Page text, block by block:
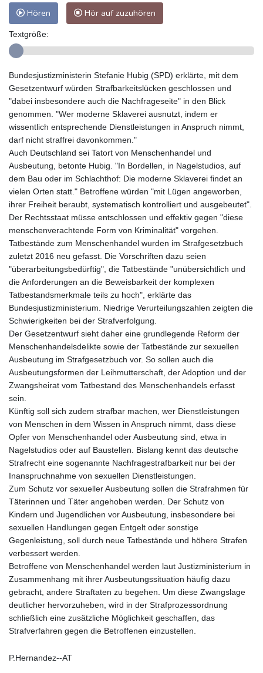
Hören Hör auf zuzuhören
Textgröße:
Bundesjustizministerin Stefanie Hubig (SPD) erklärte, mit dem
Gesetzentwurf würden Strafbarkeitslücken geschlossen und
"dabei insbesondere auch die Nachfrageseite" in den Blick
genommen. "Wer moderne Sklaverei ausnutzt, indem er
wissentlich entsprechende Dienstleistungen in Anspruch nimmt,
darf nicht straffrei davonkommen."
Auch Deutschland sei Tatort von Menschenhandel und
Ausbeutung, betonte Hubig. "In Bordellen, in Nagelstudios, auf
dem Bau oder im Schlachthof: Die moderne Sklaverei findet an
vielen Orten statt." Betroffene würden "mit Lügen angeworben,
ihrer Freiheit beraubt, systematisch kontrolliert und ausgebeutet".
Der Rechtsstaat müsse entschlossen und effektiv gegen "diese
menschenverachtende Form von Kriminalität" vorgehen.
Tatbestände zum Menschenhandel wurden im Strafgesetzbuch
zuletzt 2016 neu gefasst. Die Vorschriften dazu seien
"überarbeitungsbedürftig", die Tatbestände "unübersichtlich und
die Anforderungen an die Beweisbarkeit der komplexen
Tatbestandsmerkmale teils zu hoch", erklärte das
Bundesjustizministerium. Niedrige Verurteilungszahlen zeigten die
Schwierigkeiten bei der Strafverfolgung.
Der Gesetzentwurf sieht daher eine grundlegende Reform der
Menschenhandelsdelikte sowie der Tatbestände zur sexuellen
Ausbeutung im Strafgesetzbuch vor. So sollen auch die
Ausbeutungsformen der Leihmutterschaft, der Adoption und der
Zwangsheirat vom Tatbestand des Menschenhandels erfasst
sein.
Künftig soll sich zudem strafbar machen, wer Dienstleistungen
von Menschen in dem Wissen in Anspruch nimmt, dass diese
Opfer von Menschenhandel oder Ausbeutung sind, etwa in
Nagelstudios oder auf Baustellen. Bislang kennt das deutsche
Strafrecht eine sogenannte Nachfragestrafbarkeit nur bei der
Inanspruchnahme von sexuellen Dienstleistungen.
Zum Schutz vor sexueller Ausbeutung sollen die Strafrahmen für
Täterinnen und Täter angehoben werden. Der Schutz von
Kindern und Jugendlichen vor Ausbeutung, insbesondere bei
sexuellen Handlungen gegen Entgelt oder sonstige
Gegenleistung, soll durch neue Tatbestände und höhere Strafen
verbessert werden.
Betroffene von Menschenhandel werden laut Justizministerium in
Zusammenhang mit ihrer Ausbeutungssituation häufig dazu
gebracht, andere Straftaten zu begehen. Um diese Zwangslage
deutlicher hervorzuheben, wird in der Strafprozessordnung
schließlich eine zusätzliche Möglichkeit geschaffen, das
Strafverfahren gegen die Betroffenen einzustellen.
P.Hernandez--AT